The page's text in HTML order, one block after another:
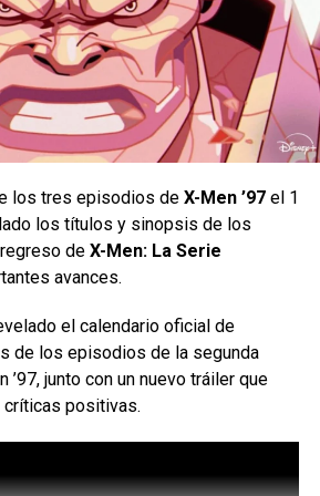
Dodd) in Marvel Animation’s X-
on Disney+. Photo
2026 Marvel. All Rights Reserved.
segunda temporada
de los mutantes y lo
facetas, contando una historia que
en el tiempo y la variedad de
la trama fresca e interesante a
favor de la segunda temporada de
los tres episodios deX-Men ’97 el 1
los títulos y sinopsis de los
deX-Men: La Serie
avances.
el calendario oficial de
de los episodios de la segunda
’97, junto con un nuevo tráiler que
críticas positivas.